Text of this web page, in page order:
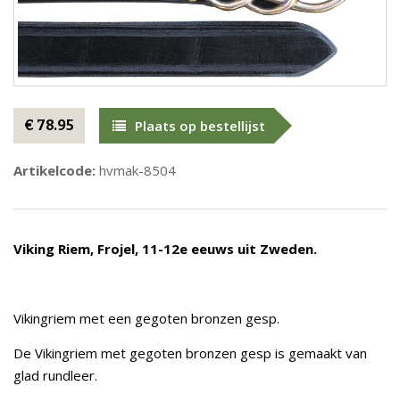
€ 78.95 Plaats op bestellijst
Artikelcode: hvmak-8504
Viking Riem, Frojel, 11-12e eeuws uit Zweden.
Vikingriem met een gegoten bronzen gesp.
De Vikingriem met gegoten bronzen gesp is gemaakt van
glad rundleer.